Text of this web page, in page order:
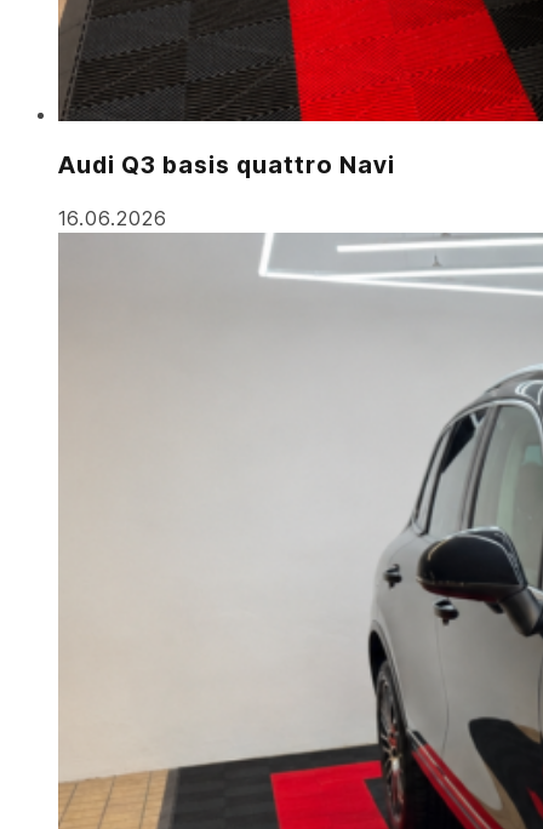
Audi Q3 basis quattro Navi
16.06.2026